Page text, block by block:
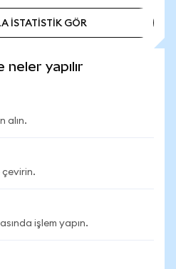
İSTATİSTİK GÖR
yapılır
alın.
çevirin.
işlem yapın.